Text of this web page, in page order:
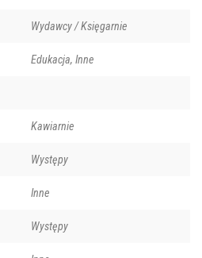
Wydawcy / Księgarnie
Edukacja, Inne
Kawiarnie
Występy
Inne
Występy